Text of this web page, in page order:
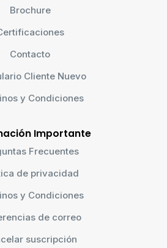
Brochure
Contacto
Cliente Nuevo
y Condiciones
Importante
Frecuentes
de privacidad
y Condiciones
de correo
suscripción